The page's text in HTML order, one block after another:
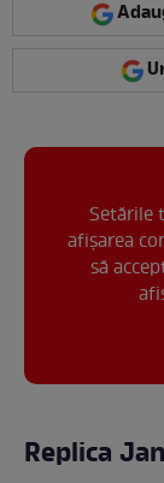
Setările
afișarea
să
Replica